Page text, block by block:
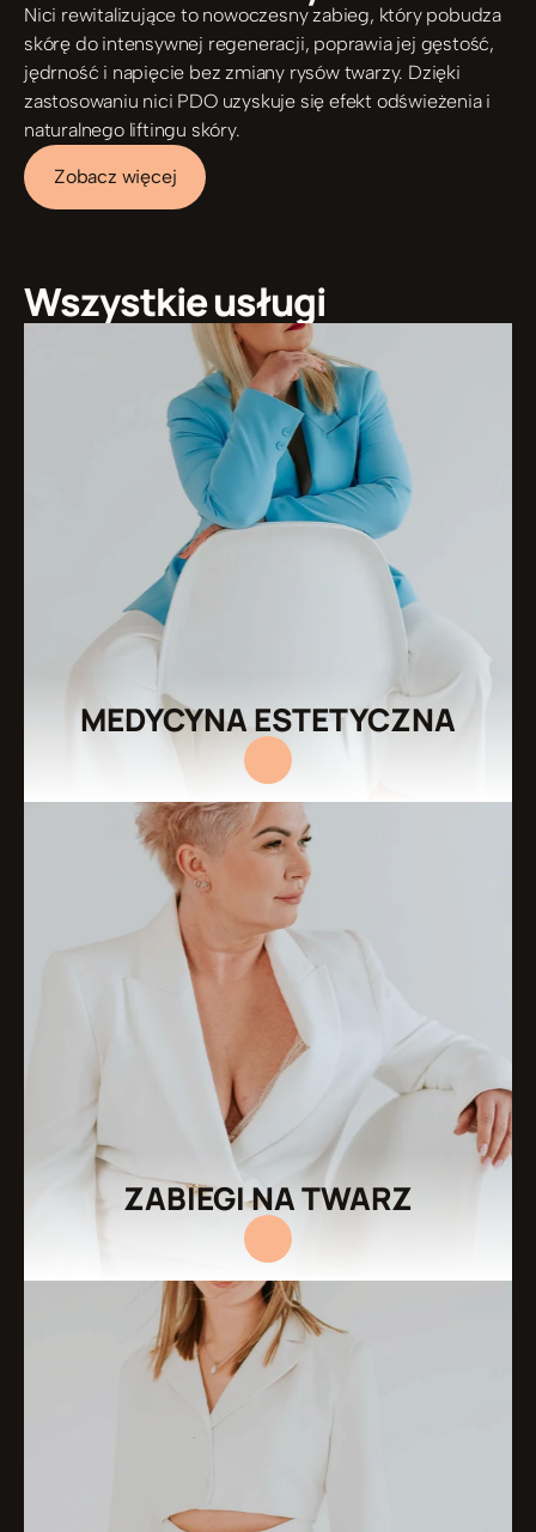
Nici rewitalizujące to nowoczesny zabieg, który pobudza
skórę do intensywnej regeneracji, poprawia jej gęstość,
jędrność i napięcie bez zmiany rysów twarzy. Dzięki
zastosowaniu nici PDO uzyskuje się efekt odświeżenia i
naturalnego liftingu skóry.
Zobacz więcej
Wszystkie usługi
MEDYCYNA ESTETYCZNA
ZABIEGI NA TWARZ